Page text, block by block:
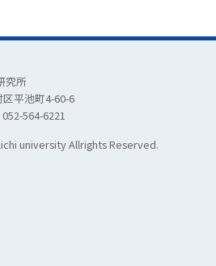
究所
区平池町4-60-6
564-6221
university Allrights Reserved.